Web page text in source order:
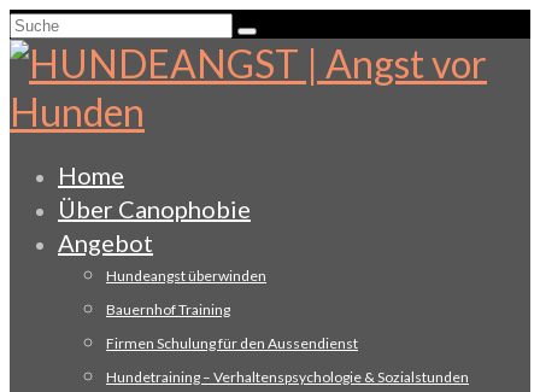
Suche
nach:
Home
Über Canophobie
Angebot
Hundeangst überwinden
Bauernhof Training
Firmen Schulung für den Aussendienst
Hundetraining – Verhaltenspsychologie & Sozialstunden